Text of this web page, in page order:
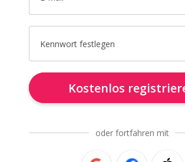
Kennwort festlegen
Kostenlos
oder fortfahren mit